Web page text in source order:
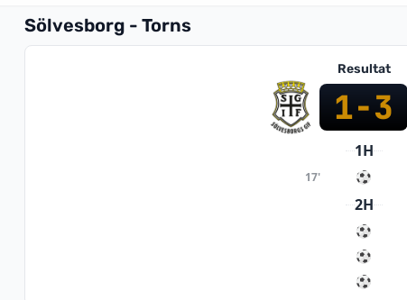
Sölvesborg - Torns
Resultat
1-3
1H
17'
2H